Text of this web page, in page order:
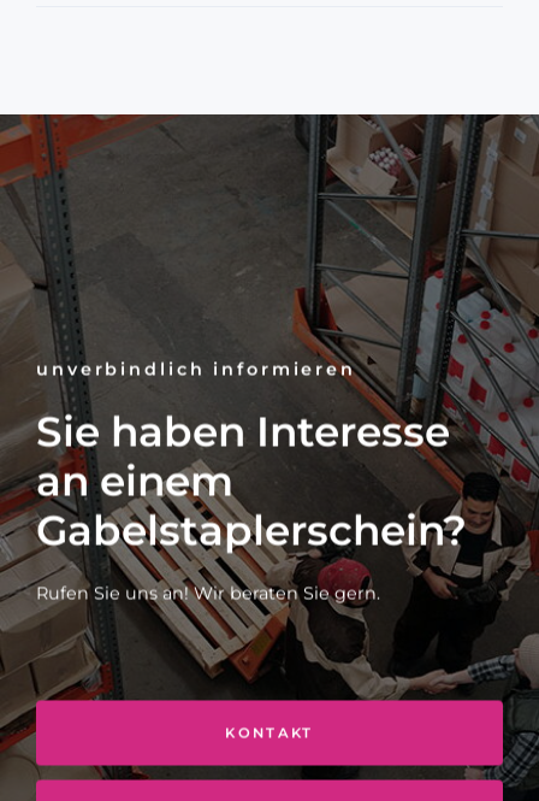
unverbindlich informieren
Sie haben Interesse
an einem
Gabelstaplerschein?
Rufen Sie uns an! Wir beraten Sie gern.
KONTAKT